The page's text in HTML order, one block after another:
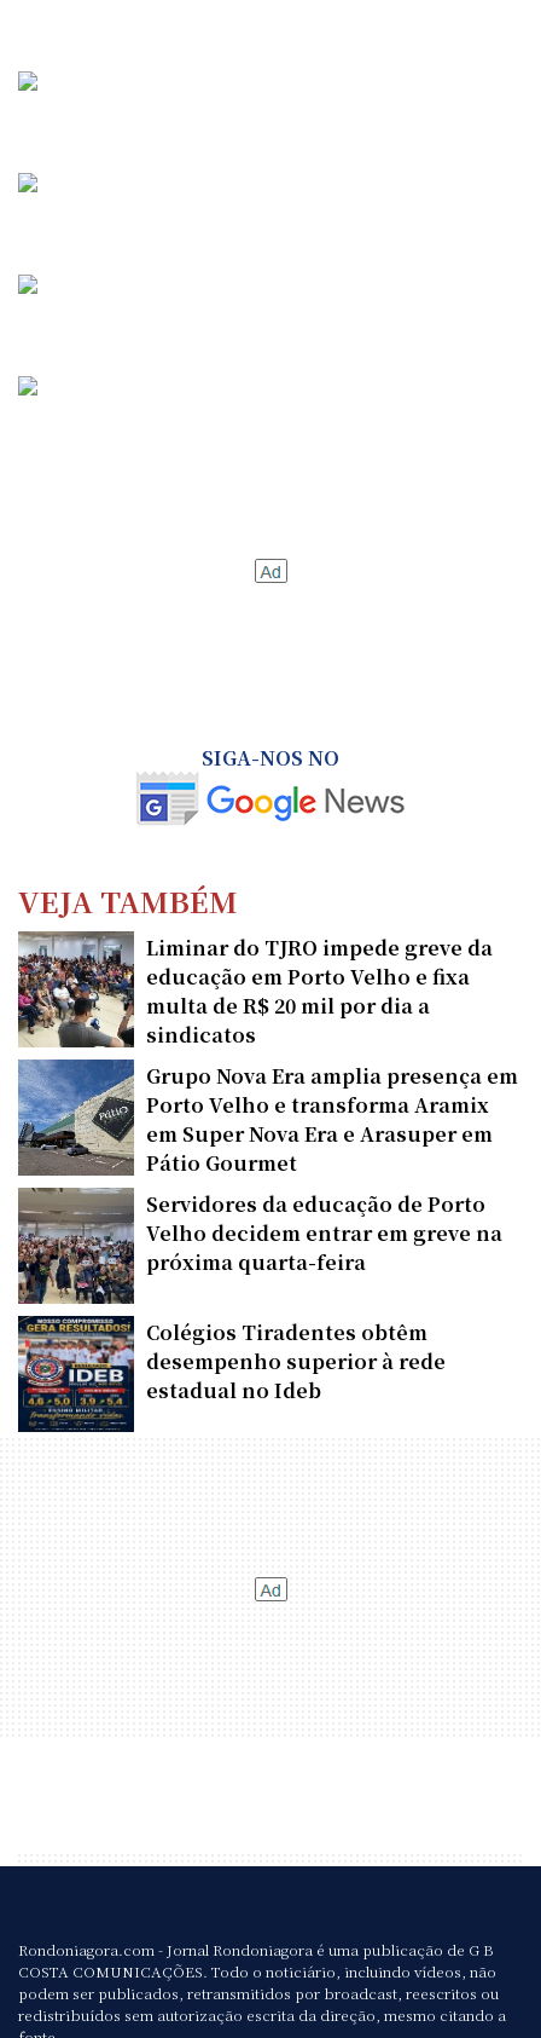
SIGA-NOS NO
VEJA TAMBÉM
Liminar do TJRO impede greve da
educação em Porto Velho e fixa
multa de R$ 20 mil por dia a
sindicatos
Grupo Nova Era amplia presença em
Porto Velho e transforma Aramix
em Super Nova Era e Arasuper em
Pátio Gourmet
Servidores da educação de Porto
Velho decidem entrar em greve na
próxima quarta-feira
Colégios Tiradentes obtêm
desempenho superior à rede
estadual no Ideb
Rondoniagora.com - Jornal Rondoniagora é uma publicação de G B
COSTA COMUNICAÇÕES. Todo o noticiário, incluindo vídeos, não
podem ser publicados, retransmitidos por broadcast, reescritos ou
redistribuídos sem autorização escrita da direção, mesmo citando a